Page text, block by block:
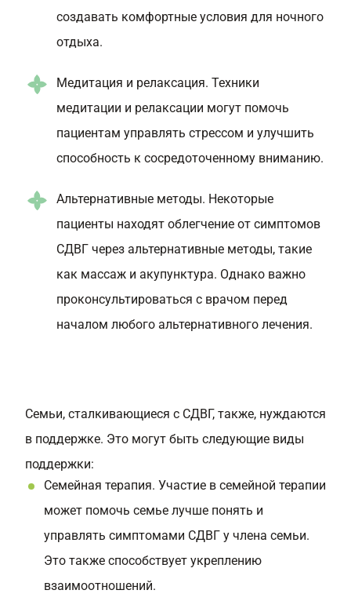
создавать комфортные условия для ночного
отдыха.
Медитация и релаксация. Техники
медитации и релаксации могут помочь
пациентам управлять стрессом и улучшить
способность к сосредоточенному вниманию.
Альтернативные методы. Некоторые
пациенты находят облегчение от симптомов
СДВГ через альтернативные методы, такие
как массаж и акупунктура. Однако важно
проконсультироваться с врачом перед
началом любого альтернативного лечения.
Семьи, сталкивающиеся с СДВГ, также, нуждаются
в поддержке. Это могут быть следующие виды
поддержки:
Семейная терапия. Участие в семейной терапии
может помочь семье лучше понять и
управлять симптомами СДВГ у члена семьи.
Это также способствует укреплению
взаимоотношений.